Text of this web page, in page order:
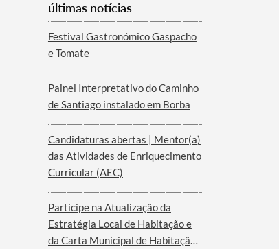
últimas notícias
Festival Gastronómico Gaspacho
e Tomate
Painel Interpretativo do Caminho
de Santiago instalado em Borba
Candidaturas abertas | Mentor(a)
das Atividades de Enriquecimento
Curricular (AEC)
Participe na Atualização da
Estratégia Local de Habitação e
da Carta Municipal de Habitação